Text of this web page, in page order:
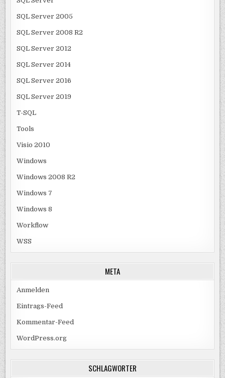
SQL Server 2005
SQL Server 2008 R2
SQL Server 2012
SQL Server 2014
SQL Server 2016
SQL Server 2019
T-SQL
Tools
Visio 2010
Windows
Windows 2008 R2
Windows 7
Windows 8
Workflow
WSS
META
Anmelden
Eintrags-Feed
Kommentar-Feed
WordPress.org
SCHLAGWÖRTER